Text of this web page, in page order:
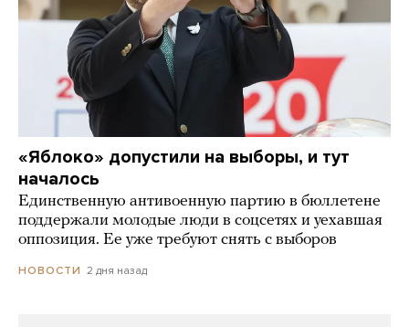
«Яблоко» допустили на выборы, и тут
началось
Единственную антивоенную партию в бюллетене
поддержали молодые люди в соцсетях и уехавшая
оппозиция. Ее уже требуют снять с выборов
НОВОСТИ 2 дня назад